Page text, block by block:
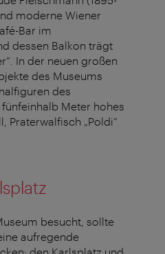
moderne Wiener
Bar im
dessen Balkon trägt
In der neuen großen
des Museums
des
Meter hohes
Praterwalfisch „Poldi“
besucht, sollte
aufregende